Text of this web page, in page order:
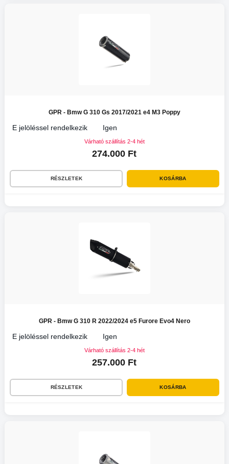
GPR - Bmw G 310 Gs 2017/2021 e4 M3 Poppy
E jelöléssel rendelkezik Igen
Várható szállítás 2-4 hét
274.000 Ft
RÉSZLETEK KOSÁRBA
GPR - Bmw G 310 R 2022/2024 e5 Furore Evo4 Nero
E jelöléssel rendelkezik Igen
Várható szállítás 2-4 hét
257.000 Ft
RÉSZLETEK KOSÁRBA